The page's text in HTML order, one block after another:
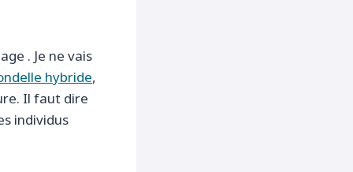
. Je ne vais
hybride,
Il faut dire
individus